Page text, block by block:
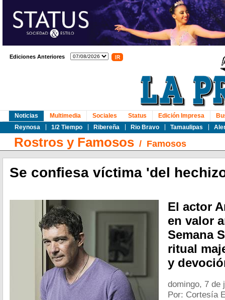
Ediciones Anteriores
Noticias
Reynosa
1/2 Tiempo Ribereña Rio Bravo Tamaulipas
Multimedia Sociales Status Edición Impresa
Rostros y Famosos / Famosos
Se confiesa víctima 'del
El actor
en valor
Semana
ritual
y
domingo, 7 de
Por: Cortesía